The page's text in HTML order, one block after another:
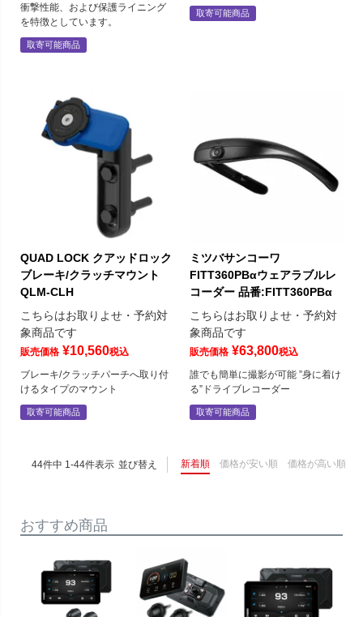
衝撃性能、および保護ライニング
を特徴としています。
取寄可能商品
取寄可能商品
QUAD LOCK クアッドロック
ブレーキ/クラッチマウント
QLM-CLH
こちらはお取りよせ・予約対
象商品です
販売価格 ¥10,560税込
ブレーキ/クラッチパーチへ取り付
けるタイプのマウント
取寄可能商品
ミツバサンコーワ
FITT360PBαウェアラブルレ
コーダー 品番:FITT360PBα
こちらはお取りよせ・予約対
象商品です
販売価格 ¥63,800税込
誰でも簡単に撮影が可能 ”身に着け
る”ドライブレコーダー
取寄可能商品
並び替え 新着順 価格が安い順 価格が高い順
44件中 1-44件表示
おすすめ商品